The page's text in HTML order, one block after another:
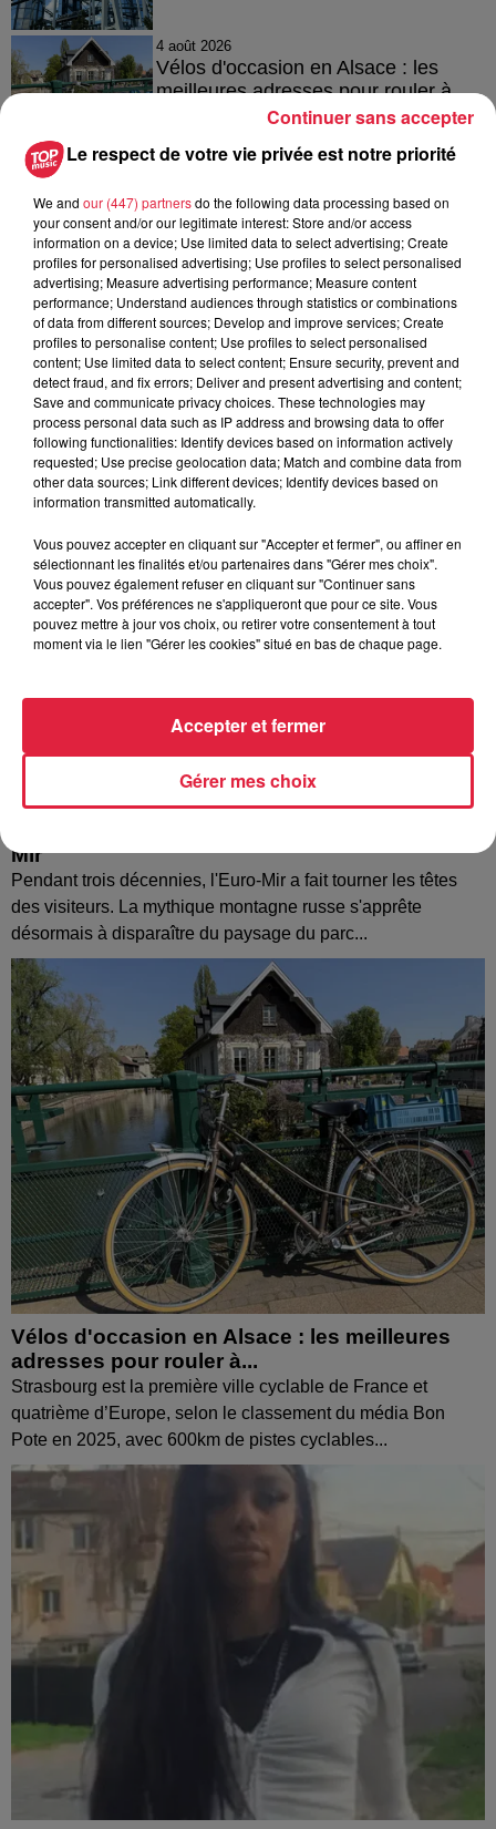
4 août 2026
Vélos d'occasion en Alsace : les
meilleures adresses pour rouler à...
Bischheim : disparition d’une
adolescente de 16 ans
À découvrir également
Mir
Pendant trois décennies, l'Euro-Mir a fait tourner les têtes
des visiteurs. La mythique montagne russe s'apprête
désormais à disparaître du paysage du parc...
Vélos d'occasion en Alsace : les meilleures
adresses pour rouler à...
Strasbourg est la première ville cyclable de France et
quatrième d’Europe, selon le classement du média Bon
Pote en 2025, avec 600km de pistes cyclables...
Le respect de votre vie privée est notre priorité
We and our (447) partnersdo the following data processing based on
your consent and/or our legitimate interest: Store and/or access
information on a device; Use limited data to select advertising; Create
profiles for personalised advertising; Use profiles to select personalised
advertising; Measure advertising performance; Measure content
performance; Understand audiences through statistics or combinations
of data from different sources; Develop and improve services; Create
profiles to personalise content; Use profiles to select personalised
content; Use limited data to select content; Ensure security, prevent and
detect fraud, and fix errors; Deliver and present advertising and content;
Save and communicate privacy choices. These technologies may
process personal data such as IP address and browsing data to offer
following functionalities: Identify devices based on information actively
requested; Use precise geolocation data; Match and combine data from
other data sources; Link different devices; Identify devices based on
information transmitted automatically.
Vous pouvez accepter en cliquant sur "Accepter et fermer", ou affiner en
sélectionnant les finalités et/ou partenaires dans "Gérer mes choix".
Vous pouvez également refuser en cliquant sur "Continuer sans
accepter". Vos préférences ne s'appliqueront que pour ce site. Vous
pouvez mettre à jour vos choix, ou retirer votre consentement à tout
moment via le lien "Gérer les cookies" situé en bas de chaque page.
Gérer mes choix
Accepter et fermer
Continuer sans accepter